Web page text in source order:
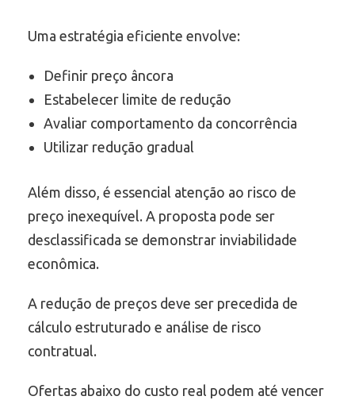
Uma estratégia eficiente envolve:
Definir preço âncora
Estabelecer limite de redução
Avaliar comportamento da concorrência
Utilizar redução gradual
Além disso, é essencial atenção ao risco de
preço inexequível. A proposta pode ser
desclassificada se demonstrar inviabilidade
econômica.
A redução de preços deve ser precedida de
cálculo estruturado e análise de risco
contratual.
Ofertas abaixo do custo real podem até vencer